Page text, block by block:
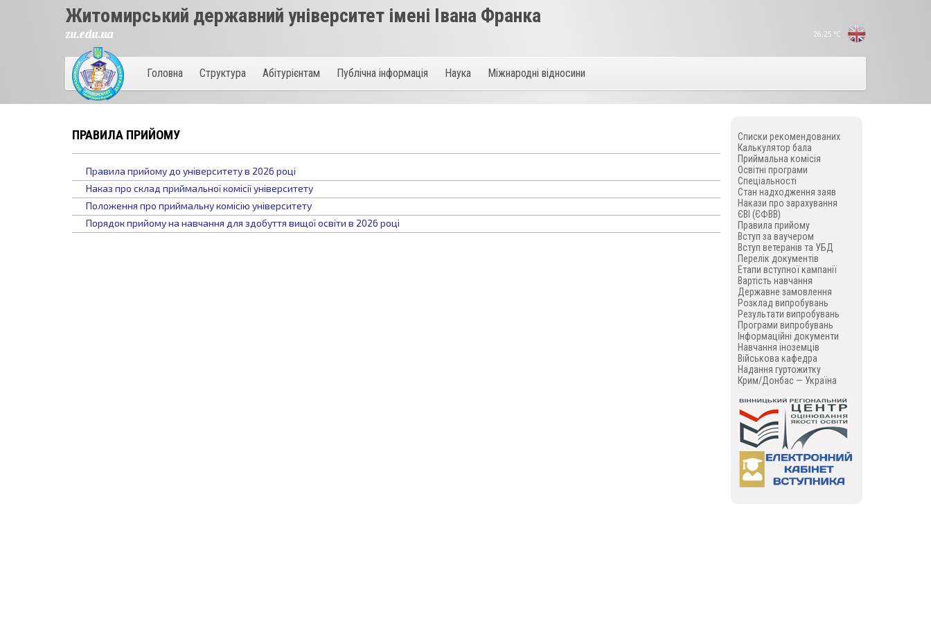
26,25 °C
Житомирський державний університет імені Івана Франка
zu.edu.ua
Головна Структура Абітурієнтам Публічна інформація Наука Міжнародні відносини
ПРАВИЛА ПРИЙОМУ
Правила прийому до університету в 2026 році
Наказ про склад приймальної комісії університету
Положення про приймальну комісію університету
Порядок прийому на навчання для здобуття вищої освіти в 2026 році
Списки рекомендованих
Калькулятор бала
Приймальна комісія
Освітні програми
Спеціальності
Стан надходження заяв
Накази про зарахування
ЄВІ (ЄФВВ)
Правила прийому
Вступ за ваучером
Вступ ветеранів та УБД
Перелік документів
Етапи вступної кампанії
Вартість навчання
Державне замовлення
Розклад випробувань
Результати випробувань
Програми випробувань
Інформаційні документи
Навчання іноземців
Військова кафедра
Надання гуртожитку
Крим/Донбас — Україна